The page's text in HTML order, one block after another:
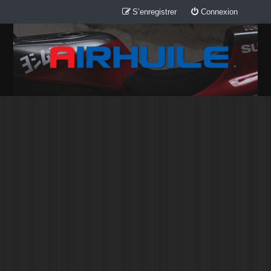
Connexion
S’enregistrer